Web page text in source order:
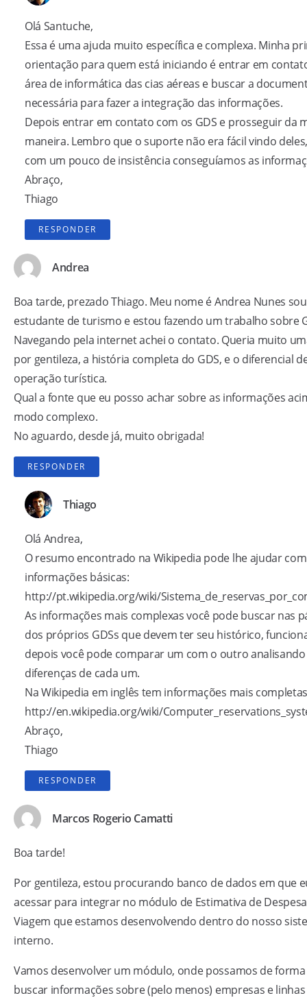
Olá Santuche,
Essa é uma ajuda muito específica e complexa. Minha
orientação para quem está iniciando é entrar em
área de informática das cias aéreas e buscar a
necessária para fazer a integração das informações.
Depois entrar em contato com os GDS e prosseguir da
maneira. Lembro que o suporte não era fácil vindo
com um pouco de insistência conseguíamos as
Abraço,
Thiago
RESPONDER
Andrea
Boa tarde, prezado Thiago. Meu nome é Andrea Nunes sou
estudante de turismo e estou fazendo um trabalho sobre
Navegando pela internet achei o contato. Queria muito
por gentileza, a história completa do GDS, e o diferencial
operação turística.
Qual a fonte que eu posso achar sobre as informações
modo complexo.
No aguardo, desde já, muito obrigada!
RESPONDER
Thiago
Olá Andrea,
O resumo encontrado na Wikipedia pode lhe ajudar
informações básicas:
http://pt.wikipedia.org/wiki/
As informações mais complexas você pode buscar nas
dos próprios GDSs que devem ter seu histórico,
depois você pode comparar um com o outro analisando
diferenças de cada um.
Na Wikipedia em inglês tem informações mais
http://en.wikipedia.org/wiki/
Abraço,
Thiago
RESPONDER
Marcos Rogerio Camatti
Boa tarde!
Por gentileza, estou procurando banco de dados em que
acessar para integrar no módulo de Estimativa de
Viagem que estamos desenvolvendo dentro do nosso
interno.
Vamos desenvolver um módulo, onde possamos de
buscar informações sobre (pelo menos) empresas e linhas